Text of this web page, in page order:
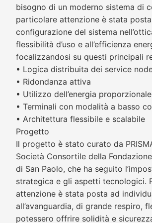
bisogno di un moderno sistema di
particolare attenzione è stata
configurazione del sistema
flessibilità d’uso e all’efficienza
focalizzandosi su questi principali
• Logica distribuita dei service
• Ridondanza attiva
• Utilizzo dell’energia
• Terminali con modalità a basso
• Architettura flessibile e scalabile
Progetto
Il progetto è stato curato da
Società Consortile della
di San Paolo, che ha seguito
strategica e gli aspetti tecnologici.
attenzione è stata posta ad
all’avanguardia, di grande respiro,
potessero offrire solidità e